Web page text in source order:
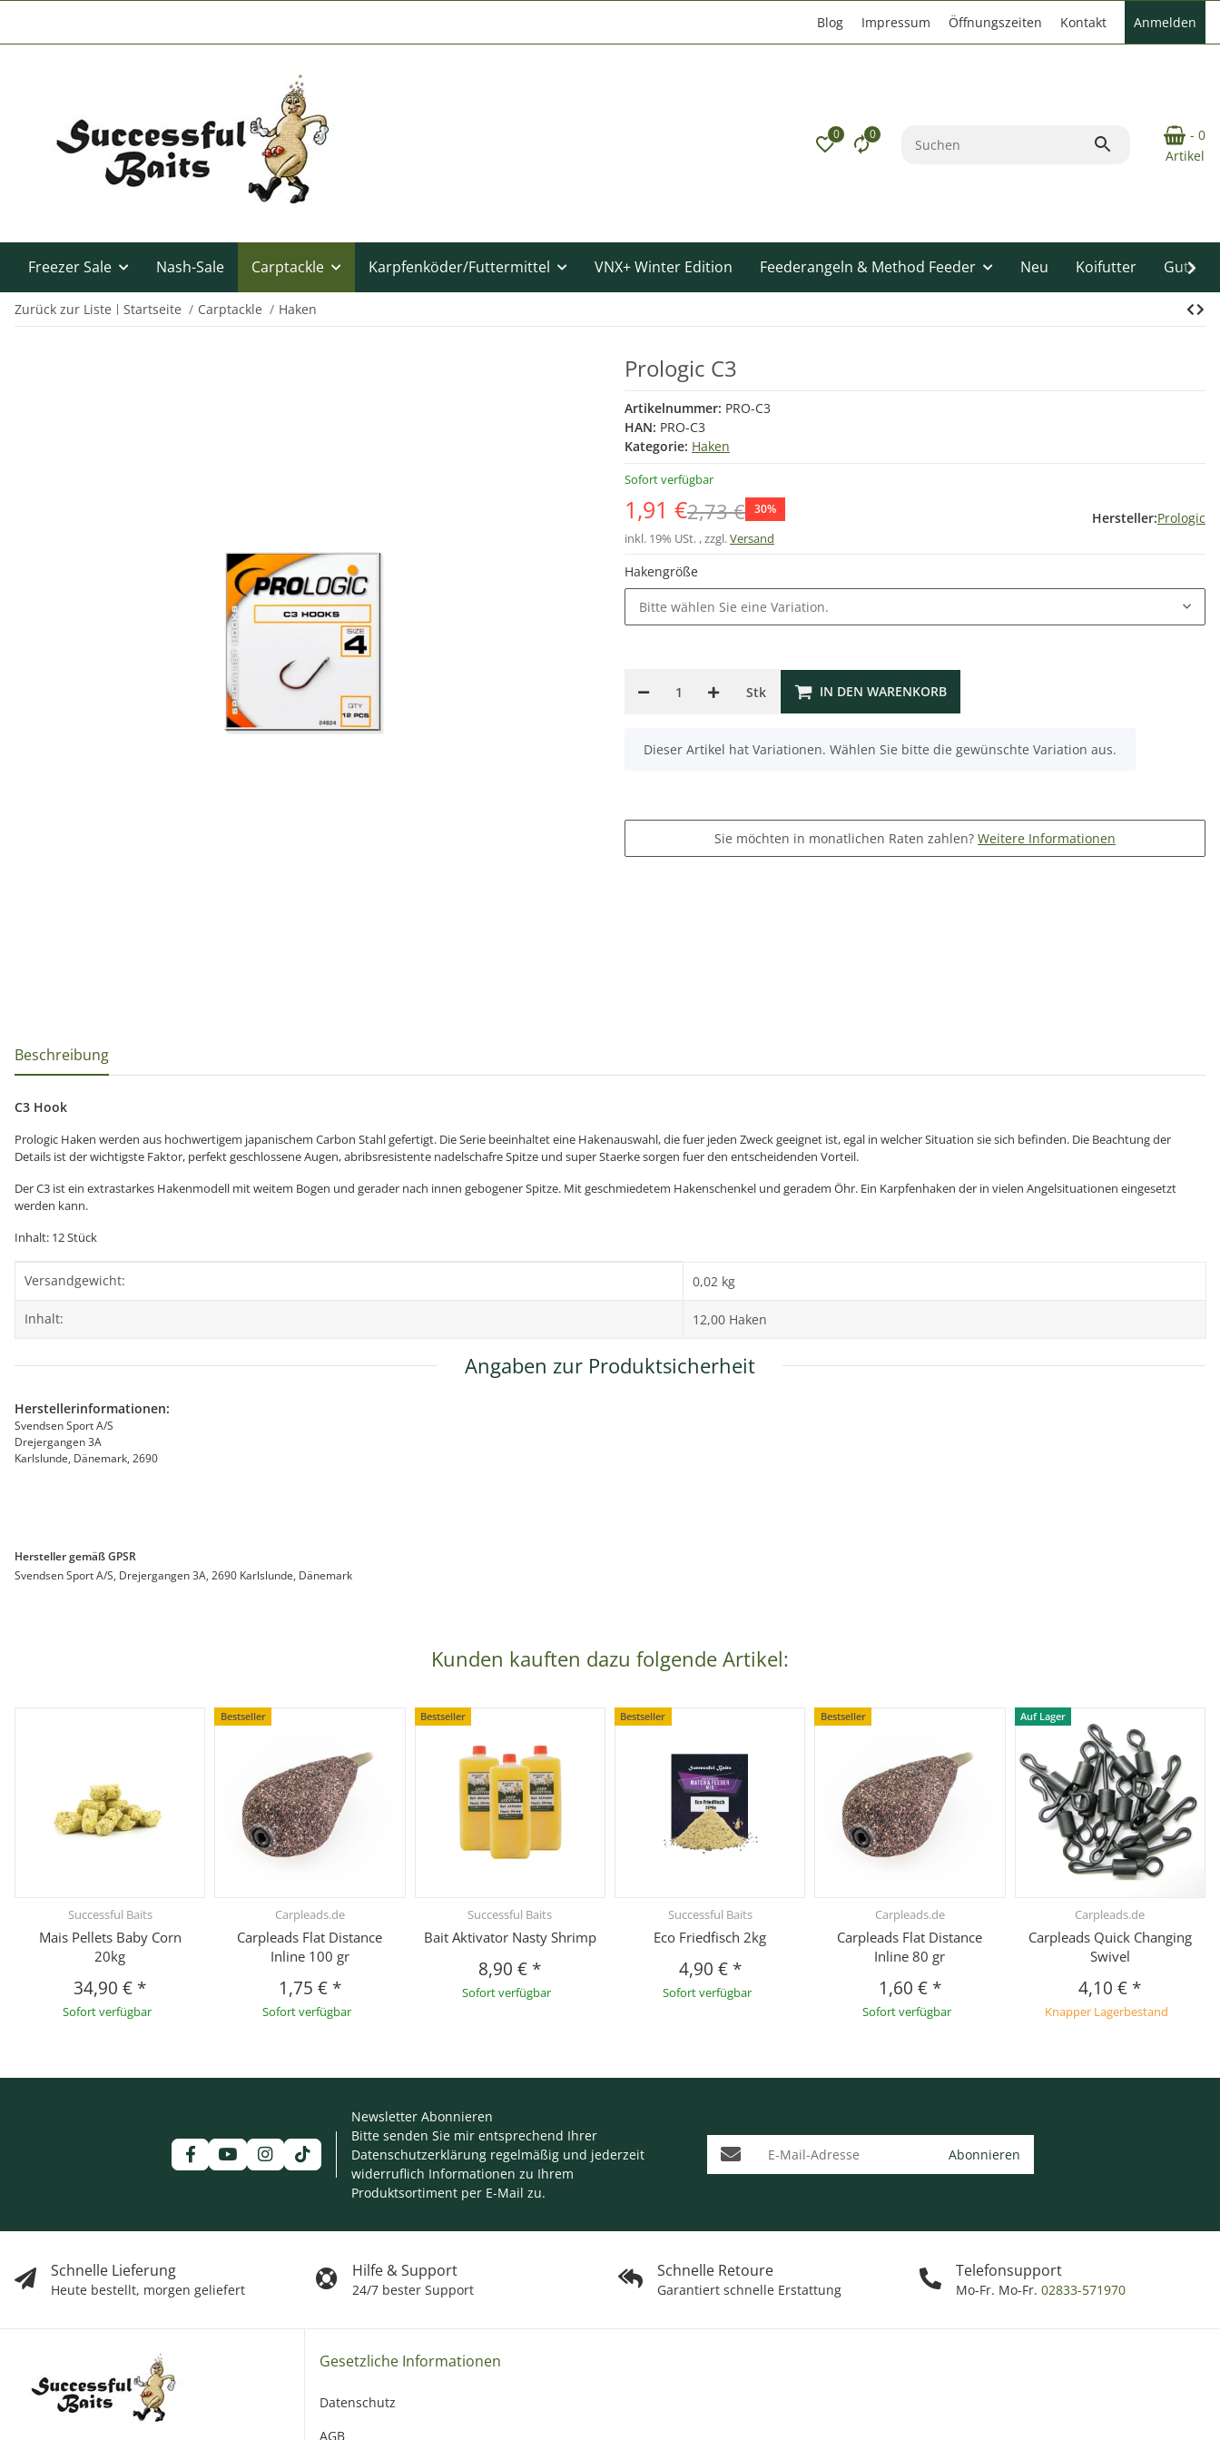
Blog Impressum Öffnungszeiten Kontakt Anmelden
0 0
- 0
Artikel
Freezer Sale Nash-Sale Carptackle Karpfenköder/Futtermittel VNX+ Winter Edition Feederangeln & Method Feeder Neu Koifutter
Zurück zur Liste Startseite Carptackle Haken
Prologic C3
Artikelnummer: PRO-C3
HAN: PRO-C3
Kategorie: Haken
Sofort verfügbar
1,91 €2,73 € 30%
inkl. 19% USt. , zzgl.Versand
Hersteller:Prologic
Hakengröße
Bitte wählen Sie eine Variation.
Stk IN DEN WARENKORB
x
Dieser Artikel hat Variationen. Wählen Sie bitte die gewünschte Variation aus.
Sie möchten in monatlichen Raten zahlen? Weitere Informationen
weitere Registerkarten anzeigen
Beschreibung
C3 Hook
Prologic Haken werden aus hochwertigem japanischem Carbon Stahl gefertigt. Die Serie beeinhaltet eine Hakenauswahl, die fuer jeden Zweck geeignet ist, egal in welcher Situation sie sich befinden. Die Beachtung der
Details ist der wichtigste Faktor, perfekt geschlossene Augen, abribsresistente nadelschafre Spitze und super Staerke sorgen fuer den entscheidenden Vorteil.
Der C3 ist ein extrastarkes Hakenmodell mit weitem Bogen und gerader nach innen gebogener Spitze. Mit geschmiedetem Hakenschenkel und geradem Öhr. Ein Karpfenhaken der in vielen Angelsituationen eingesetzt
werden kann.
Inhalt: 12 Stück
Produkteigenschaft
Wert
Versandgewicht: 0,02 kg
Inhalt: 12,00 Haken
Angaben zur Produktsicherheit
Herstellerinformationen:
Svendsen Sport A/S
Drejergangen 3A
Karlslunde, Dänemark, 2690
Hersteller gemäß GPSR
Svendsen Sport A/S, Drejergangen 3A, 2690 Karlslunde, Dänemark
Kunden kauften dazu folgende Artikel:
Successful Baits
Mais Pellets Baby Corn
20kg
34,90 € *
Sofort verfügbar
Bestseller
Carpleads.de
Carpleads Flat Distance
Inline 100 gr
1,75 € *
Sofort verfügbar
Bestseller
Successful Baits
Bait Aktivator Nasty Shrimp
8,90 € *
Sofort verfügbar
Bestseller
Successful Baits
Eco Friedfisch 2kg
4,90 € *
Sofort verfügbar
Bestseller
Carpleads.de
Carpleads Flat Distance
Inline 80 gr
1,60 € *
Sofort verfügbar
Auf Lager
Carpleads.de
Carpleads Quick Changing
Swivel
4,10 € *
Knapper Lagerbestand
Schnelle Lieferung
Heute bestellt, morgen geliefert
Hilfe & Support
24/7 bester Support
Schnelle Retoure
Garantiert schnelle Erstattung
Telefonsupport
Mo-Fr. Mo-Fr. 02833-571970
Newsletter Abonnieren
Bitte senden Sie mir entsprechend Ihrer
Datenschutzerklärung regelmäßig und jederzeit
widerruflich Informationen zu Ihrem
Produktsortiment per E-Mail zu.
E-Mail-Adresse Abonnieren
Gesetzliche Informationen
Datenschutz
AGB